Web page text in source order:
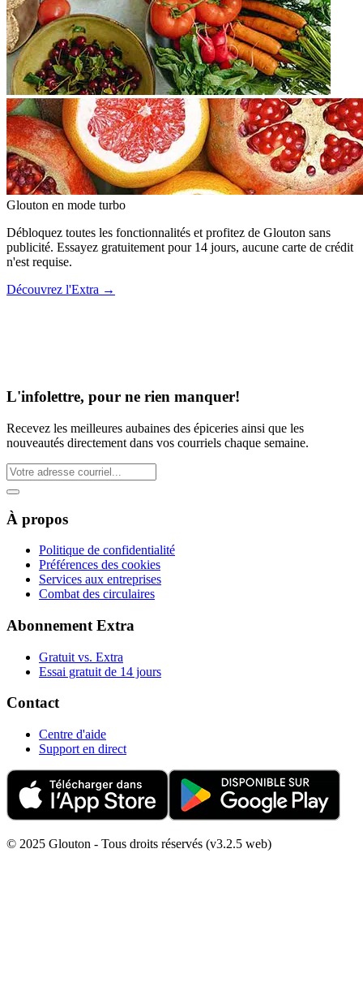
Glouton en mode turbo
Débloquez toutes les fonctionnalités et profitez de Glouton sans
publicité. Essayez gratuitement pour 14 jours, aucune carte de crédit
n'est requise.
Découvrez l'Extra →
L'infolettre, pour ne rien manquer!
Recevez les meilleures aubaines des épiceries ainsi que les
nouveautés directement dans vos courriels chaque semaine.
À propos
Politique de confidentialité
Préférences des cookies
Services aux entreprises
Combat des circulaires
Abonnement Extra
Gratuit vs. Extra
Essai gratuit de 14 jours
Contact
Centre d'aide
Support en direct
© 2025 Glouton - Tous droits réservés (v3.2.5 web)